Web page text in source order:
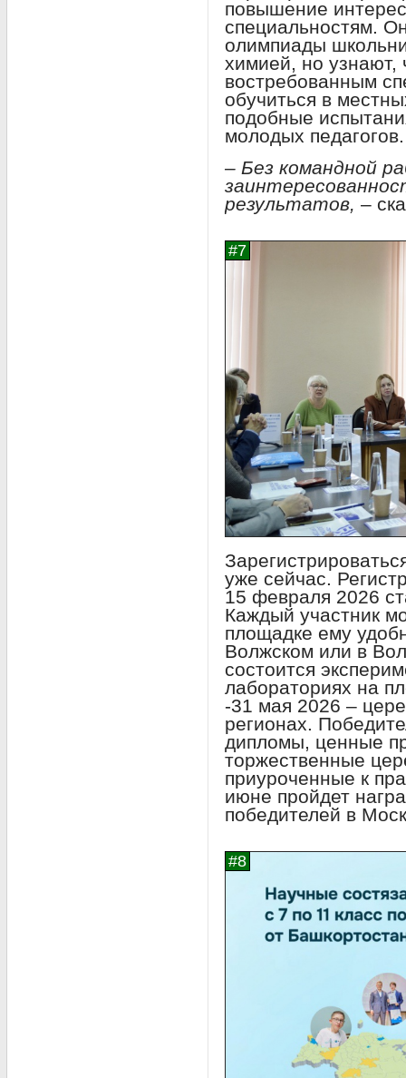
повышение
специальностям.
олимпиады
химией, но
востребованным
обучиться в
подобные
молодых педагогов.
– Без командной
результатов, –
уже сейчас.
15 февраля 2026
Каждый участник
площадке ему
Волжском или в
состоится
лабораториях на
-31 мая 2026 –
регионах.
дипломы, ценные
торжественные
приуроченные к
июне пройдет
победителей в